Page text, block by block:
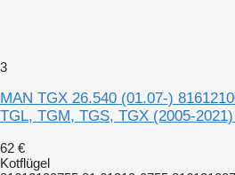
3
MAN TGX 26.540 (01.07-)
TGL, TGM, TGS, TGX (2005-
62 €
Kotflügel